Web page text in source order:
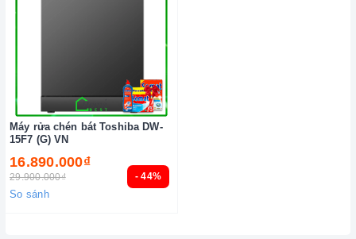
- 44%
Máy rửa chén bát Toshiba DW-
15F7 (G) VN
16.890.000₫
29.900.000₫
So sánh